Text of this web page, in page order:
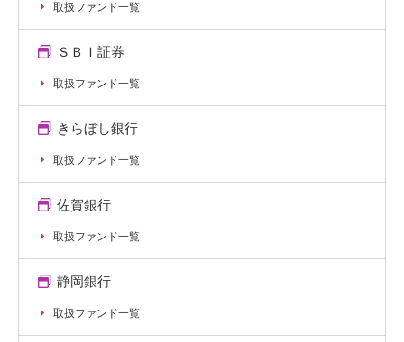
取扱ファンド一覧
ＳＢＩ証券
取扱ファンド一覧
きらぼし銀行
取扱ファンド一覧
佐賀銀行
取扱ファンド一覧
静岡銀行
取扱ファンド一覧